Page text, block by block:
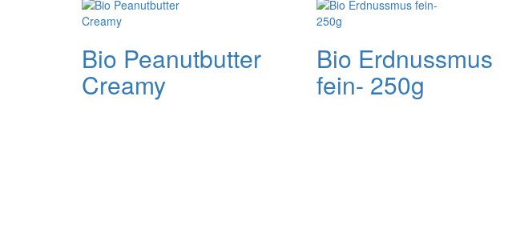
Bio Peanutbutter
Creamy
Bio Erdnussmus
fein- 250g